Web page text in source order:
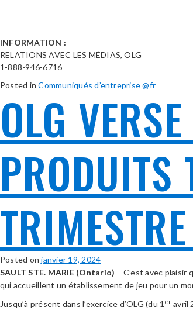
INFORMATION :
RELATIONS AVEC LES MÉDIAS, OLG
1-888-946-6716
Posted inCommuniqués d’entreprise @fr
OLG
PRODUITS
Posted onjanvier 19, 2024
SAULT STE. MARIE (Ontario) – C’est avec
qui accueillent un établissement de jeu pour un
Jusqu’à présent dans l’exercice d’OLG (du 1 eravril